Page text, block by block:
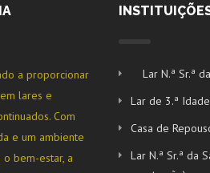
a proporcionar
lares e
Com
e um ambiente
bem-estar, a
Lar N.ª Sr.ª
Lar de 3.ª
Casa de
Lar N.ª Sr.ª da